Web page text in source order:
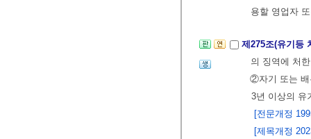
용할 영업자
제275조(유기등
의 징역에 처
②자기 또는 배
3년 이상의 유
[전문개정
[제목개정